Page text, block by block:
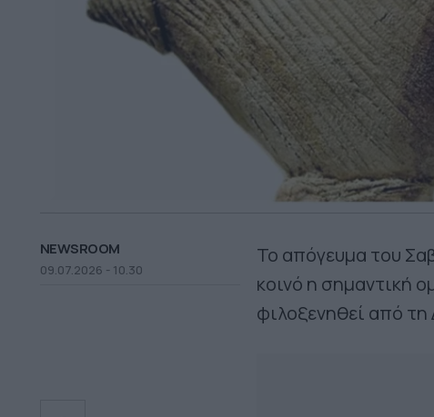
NEWSROOM
09.07.2026 - 10.30
Το απόγευμα του
κοινό η σημαντική
φιλοξενηθεί από τη